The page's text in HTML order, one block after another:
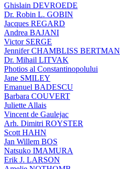
Ghislain DEVROEDE
Dr. Robin L. GOBIN
Jacques REGARD
Andrea BAJANI
Victor SERGE
Jennifer CHAMBLISS BERTMAN
Dr. Mihail LITVAK
Photios al Constantinopolului
Jane SMILEY
Emanuel BADESCU
Barbara COUVERT
Juliette Allais
Vincent de Gaulejac
Arh. Dimitri ROYSTER
Scott HAHN
Jan Willem BOS
Natsuko IMAMURA
Erik J. LARSON